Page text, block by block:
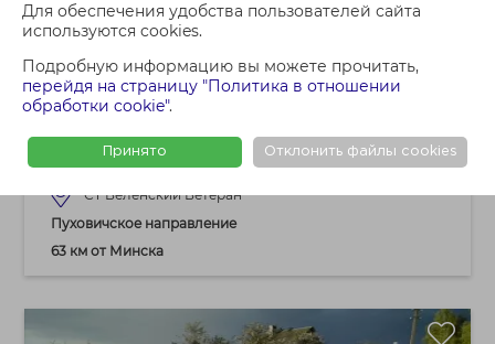
Для обеспечения удобства пользователей сайта
используются cookies.
Подробную информацию вы можете прочитать,
перейдя на страницу "Политика в отношении
обработки cookie".
Принято Отклонить файлы cookies
7 167 BYN
«Веленский Ветеран» 3/4 доли.
СТ Веленский Ветеран
Пуховичское направление
63 км от Минска